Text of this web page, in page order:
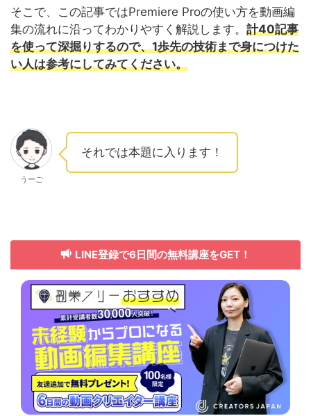
そこで、この記事ではPremiere Proの使い方を動画編
集の流れに沿ってわかりやすく解説します。 計40記事
を使って深掘りするので、1歩先の技術まで身につけた
い人は参考にしてみてください。
うーご
それでは本題に入ります！
LINE登録で6日間の無料講座をGET！